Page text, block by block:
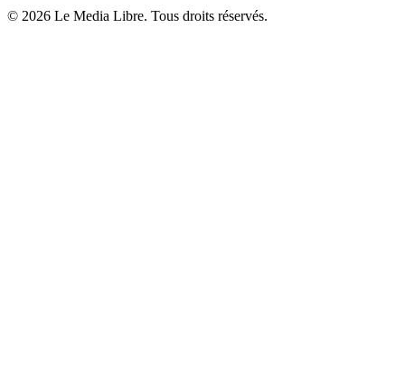
© 2026 Le Media Libre. Tous droits réservés.